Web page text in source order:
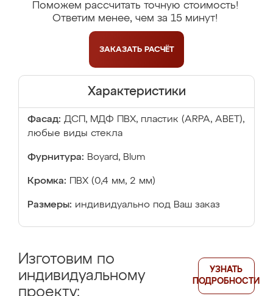
Поможем рассчитать точную стоимость!
Ответим менее, чем за 15 минут!
ЗАКАЗАТЬ РАСЧЁТ
Характеристики
Фасад: ДСП, МДФ ПВХ, пластик (ARPA, ABET),
любые виды стекла
Фурнитура: Boyard, Blum
Кромка: ПВХ (0,4 мм, 2 мм)
Размеры: индивидуально под Ваш заказ
Изготовим по
индивидуальному
проекту:
УЗНАТЬ
ПОДРОБНОСТИ